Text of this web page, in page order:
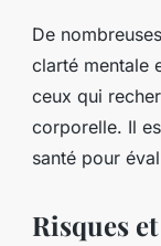
De
clarté mentale
ceux qui
corporelle. Il
santé pour
Risques